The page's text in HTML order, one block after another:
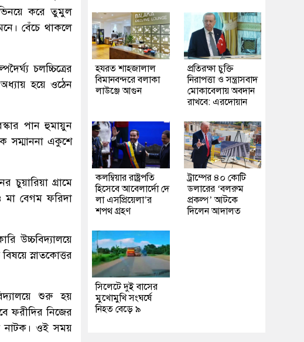
করে তুমুল
বেঁচে থাকলে
চলচ্চিত্রের
হয়ে ওঠেন
পান হুমায়ুন
সম্মাননা একুশে
গ্রামে
বেগম ফরিদা
উচ্চবিদ্যালয়ে
স্নাতকোত্তর
শুরু হয়
ফরীদির নিজের
নাটক। ওই সময়
হযরত শাহজালাল
বিমানবন্দরে বলাকা
লাউঞ্জে আগুন
প্রতিরক্ষা চুক্তি
নিরাপত্তা ও সন্ত্রাসবাদ
মোকাবেলায় অবদান
রাখবে: এরদোয়ান
কলম্বিয়ার রাষ্ট্রপতি
হিসেবে আবেলার্দো দে
লা এসপ্রিয়েলা’র
শপথ গ্রহণ
ট্রাম্পের ৪০ কোটি
ডলারের ‘বলরুম
প্রকল্প’ আটকে
দিলেন আদালত
সিলেটে দুই বাসের
মুখোমুখি সংঘর্ষে
নিহত বেড়ে ৯